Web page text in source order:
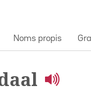
Noms propis